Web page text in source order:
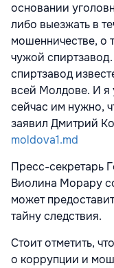
основании
либо выезжать в
мошенничестве, о
чужой
спиртзавод
всей Молдове. И я
сейчас им нужно,
заявил Дмитрий
moldova1.md
Пресс-секретарь
Виолина Морару
может
тайну следствия.
Стоит отметить,
о коррупции и